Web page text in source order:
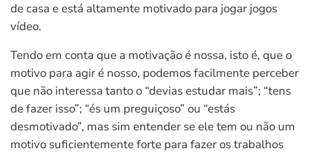
de casa e está altamente motivado para jogar jogos
vídeo.
Tendo em conta que a motivação é nossa, isto é, que o
motivo para agir é nosso, podemos facilmente perceber
que não interessa tanto o “devias estudar mais”; “tens
de fazer isso”; “és um preguiçoso” ou “estás
desmotivado”, mas sim entender se ele tem ou não um
motivo suficientemente forte para fazer os trabalhos